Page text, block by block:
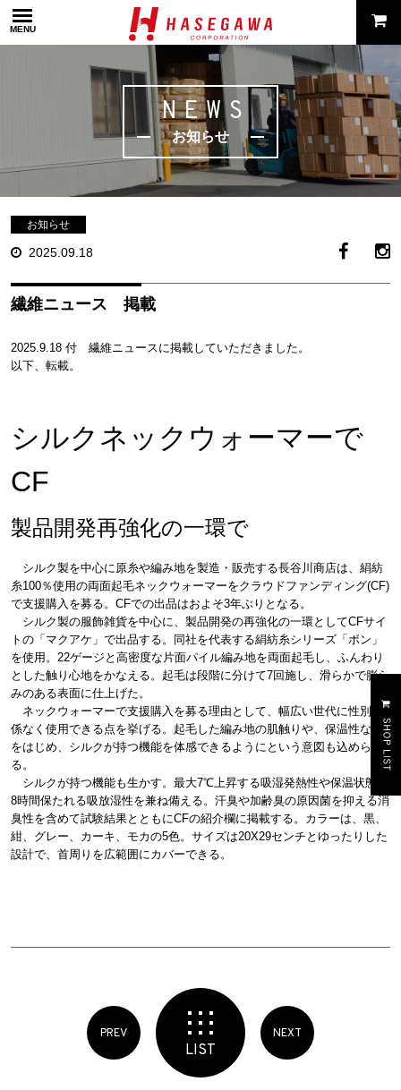
MENU
NEWS
お知らせ
お知らせ
2025.09.18
繊維ニュース 掲載
2025.9.18 付 繊維ニュースに掲載していただきました。
以下、転載。
シルクネックウォーマーで
CF
製品開発再強化の一環で
シルク製を中心に原糸や編み地を製造・販売する長谷川商店は、絹紡
糸100％使用の両面起毛ネックウォーマーをクラウドファンディング(CF)
で支援購入を募る。CFでの出品はおよそ3年ぶりとなる。
シルク製の服飾雑貨を中心に、製品開発の再強化の一環としてCFサイ
トの「マクアケ」で出品する。同社を代表する絹紡糸シリーズ「ボン」
を使用。22ゲージと高密度な片面パイル編み地を両面起毛し、ふんわり
とした触り心地をかなえる。起毛は段階に分けて7回施し、滑らかで膨ら
みのある表面に仕上げた。
ネックウォーマーで支援購入を募る理由として、幅広い世代に性別関
係なく使用できる点を挙げる。起毛した編み地の肌触りや、保温性など
をはじめ、シルクが持つ機能を体感できるようにという意図も込められ
る。
シルクが持つ機能も生かす。最大7℃上昇する吸湿発熱性や保温状態が
8時間保たれる吸放湿性を兼ね備える。汗臭や加齢臭の原因菌を抑える消
臭性を含めて試験結果とともにCFの紹介欄に掲載する。カラーは、黒、
紺、グレー、カーキ、モカの5色。サイズは20X29センチとゆったりした
設計で、首周りを広範囲にカバーできる。
PREV
LIST
NEXT